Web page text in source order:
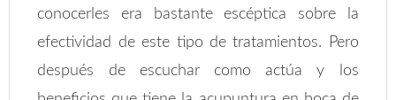
conocerles era bastante escéptica sobre la
efectividad de este tipo de tratamientos. Pero
después de escuchar como actúa y los